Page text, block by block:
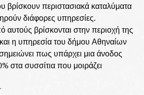
βρίσκουν περιστασιακά καταλύματα
διάφορες υπηρεσίες.
αυτούς βρίσκονται στην περιοχή της
η υπηρεσία του δήμου Αθηναίων
πως υπάρχει μια άνοδος
στα συσσίτια που μοιράζει